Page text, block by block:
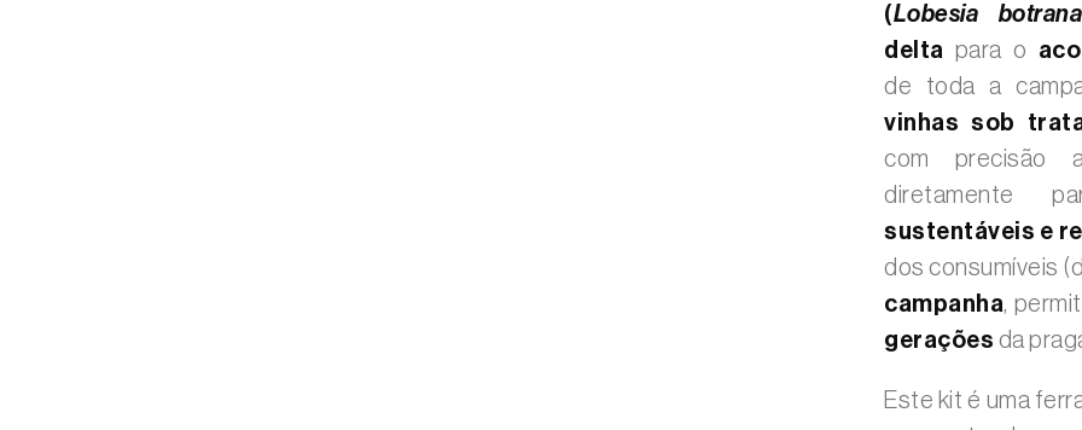
(Lobesia botrana
delta para o
de toda a
vinhas sob
com precisão
diretamente
sustentáveis e
dos consumíveis
campanha,
gerações da
Este kit é uma